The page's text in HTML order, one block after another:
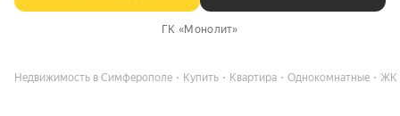
ГК «Монолит»
Недвижимость в Симферополе Купить Квартира Однокомнатные ЖК